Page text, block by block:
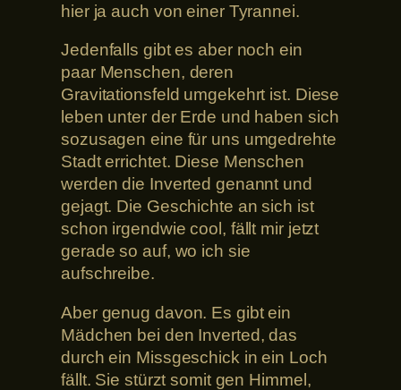
hier ja auch von einer Tyrannei.
Jedenfalls gibt es aber noch ein
paar Menschen, deren
Gravitationsfeld umgekehrt ist. Diese
leben unter der Erde und haben sich
sozusagen eine für uns umgedrehte
Stadt errichtet. Diese Menschen
werden die Inverted genannt und
gejagt. Die Geschichte an sich ist
schon irgendwie cool, fällt mir jetzt
gerade so auf, wo ich sie
aufschreibe.
Aber genug davon. Es gibt ein
Mädchen bei den Inverted, das
durch ein Missgeschick in ein Loch
fällt. Sie stürzt somit gen Himmel,